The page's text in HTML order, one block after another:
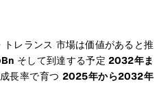
レランス 市場は価値があると推
そして到達する予定2032年ま
長率で育つ2025年から2032年